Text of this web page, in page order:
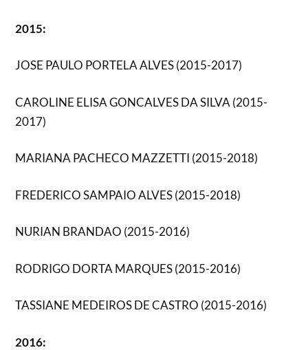
2015:
JOSE PAULO PORTELA ALVES (2015-2017)
CAROLINE ELISA GONCALVES DA SILVA (2015-
2017)
MARIANA PACHECO MAZZETTI (2015-2018)
FREDERICO SAMPAIO ALVES (2015-2018)
NURIAN BRANDAO (2015-2016)
RODRIGO DORTA MARQUES (2015-2016)
TASSIANE MEDEIROS DE CASTRO (2015-2016)
2016: